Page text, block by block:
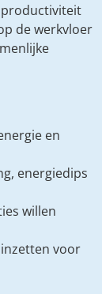
productiviteit
de werkvloer
en
energiedips
willen
voor